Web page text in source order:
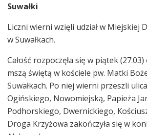
Suwałki
Liczni wierni wzięli udział w Miejskiej
w Suwałkach.
Całość rozpoczęła się w piątek
mszą świętą w kościele pw. Matki
Suwałkach. Po niej wierni przeszli
Ogińskiego, Nowomiejską, Papieża
Podhorskiego, Dwernickiego,
Droga Krzyżowa zakończyła się w